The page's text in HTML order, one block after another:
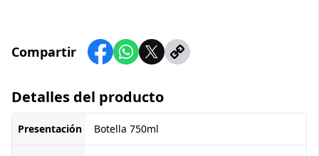
Compartir
Detalles del producto
Presentación Botella 750ml